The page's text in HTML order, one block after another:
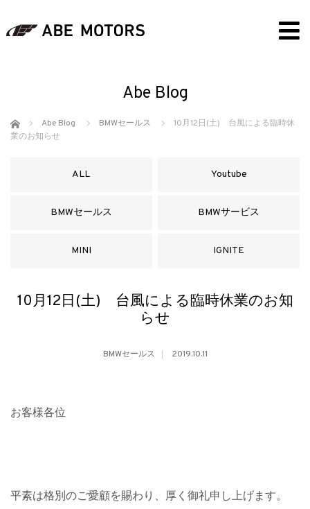
Abe Blog
ホーム Abe Blog BMWセールス
10月12日(土) 台風による臨時休
業のお知らせ
ALL Youtube
BMWセールス BMWサービス
MINI IGNITE
10月12日(土) 台風による臨時休業のお知
らせ
BMWセールス 2019.10.11
お客様各位
平素は格別のご愛顧を賜わり、厚く御礼申し上げます。